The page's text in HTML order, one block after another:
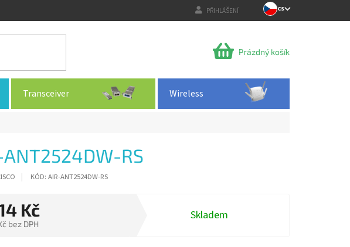
PŘIHLÁŠENÍ CS
NÁKUPNÍ
Prázdný košík
Transceiver Wireless
RS
KÓD: AIR-ANT2524DW-RS
Kč
bez DPH
Skladem